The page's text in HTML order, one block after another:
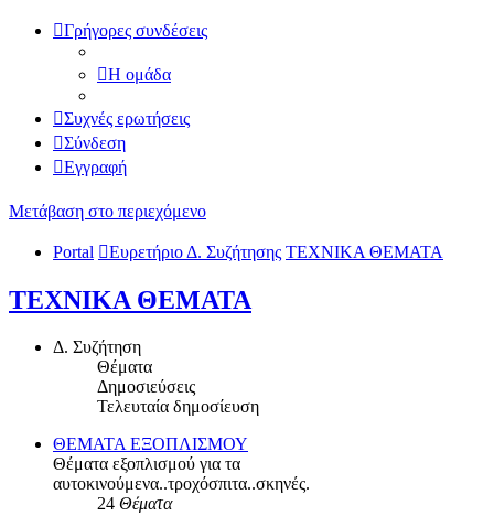
Γρήγορες συνδέσεις
Η ομάδα
Συχνές ερωτήσεις
Σύνδεση
Εγγραφή
Μετάβαση στο περιεχόμενο
Portal Ευρετήριο Δ. Συζήτησης ΤΕΧΝΙΚΑ ΘΕΜΑΤΑ
ΤΕΧΝΙΚΑ ΘΕΜΑΤΑ
Δ. Συζήτηση
Θέματα
Δημοσιεύσεις
Τελευταία δημοσίευση
ΘΕΜΑΤΑ ΕΞΟΠΛΙΣΜΟΥ
Θέματα εξοπλισμού για τα
αυτοκινούμενα..τροχόσπιτα..σκηνές.
24 Θέματα